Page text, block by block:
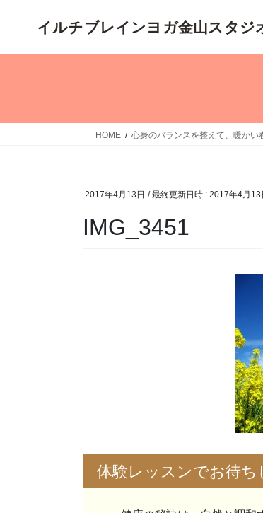
ン
キ
ー
に
HOME 心身のバランスを整えて、暖かい
2017年4月13日 / 最終更新日時 : 2017年4月13
IMG_3451
体験レッスンでお待ち